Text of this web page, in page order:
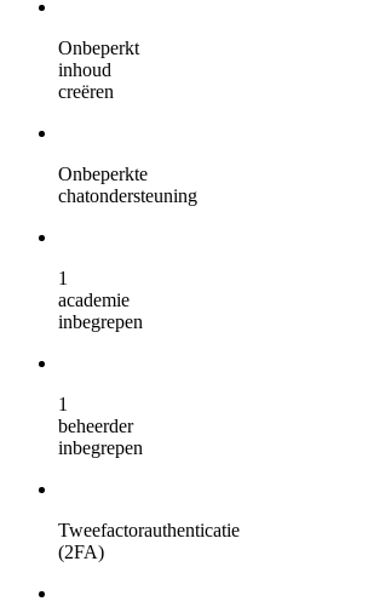
Onbeperkt
inhoud
creëren
Onbeperkte
chatondersteuning
1
academie
inbegrepen
1
beheerder
inbegrepen
Tweefactorauthenticatie
(2FA)